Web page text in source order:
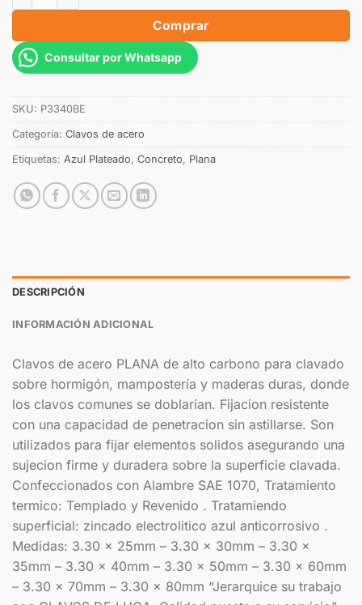
Comprar
Consultar por Whatsapp
SKU: P3340BE
Categoría: Clavos de acero
Etiquetas: Azul Plateado, Concreto, Plana
DESCRIPCIÓN
INFORMACIÓN ADICIONAL
Clavos de acero PLANA de alto carbono para clavado
sobre hormigón, mampostería y maderas duras, donde
los clavos comunes se doblarían. Fijacion resistente
con una capacidad de penetracion sin astillarse. Son
utilizados para fijar elementos solidos asegurando una
sujecion firme y duradera sobre la superficie clavada.
Confeccionados con Alambre SAE 1070, Tratamiento
termico: Templado y Revenido . Tratamiendo
superficial: zincado electrolitico azul anticorrosivo .
Medidas: 3.30 x 25mm – 3.30 x 30mm – 3.30 x
35mm – 3.30 x 40mm – 3.30 x 50mm – 3.30 x 60mm
– 3.30 x 70mm – 3.30 x 80mm “Jerarquice su trabajo